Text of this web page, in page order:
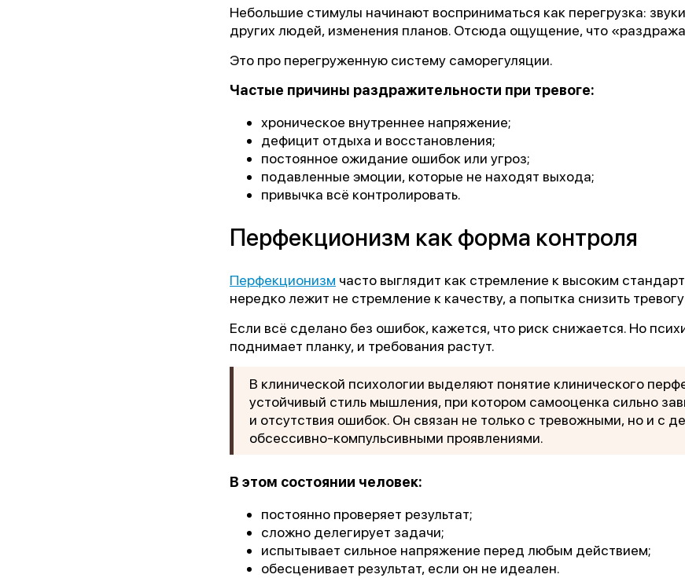
Небольшие стимулы начинают восприниматься как перегрузка:
других людей, изменения планов. Отсюда ощущение, что
Это про перегруженную систему саморегуляции.
Частые причины раздражительности при тревоге:
хроническое внутреннее напряжение;
дефицит отдыха и восстановления;
постоянное ожидание ошибок или угроз;
подавленные эмоции, которые не находят выхода;
привычка всё контролировать.
Перфекционизм как форма контроля
Перфекционизм часто выглядит как стремление к высоким
нередко лежит не стремление к качеству, а попытка снизить
Если всё сделано без ошибок, кажется, что риск снижается. Но
поднимает планку, и требования растут.
В клинической психологии выделяют понятие клинического
устойчивый стиль мышления, при котором самооценка сильно
и отсутствия ошибок. Он связан не только с тревожными, но и с
обсессивно-компульсивными проявлениями.
В этом состоянии человек:
постоянно проверяет результат;
сложно делегирует задачи;
испытывает сильное напряжение перед любым действием;
обесценивает результат, если он не идеален.